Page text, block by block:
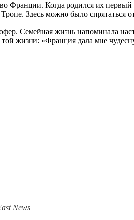
Франции. Когда родился их
Здесь можно было
Семейная жизнь напоминала
жизни: «Франция дала мне
News